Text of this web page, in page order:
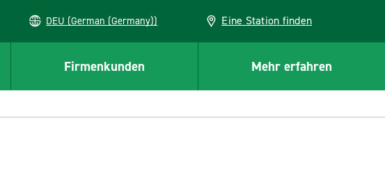
DEU (German (Germany)) Eine Station finden
Firmenkunden Mehr erfahren